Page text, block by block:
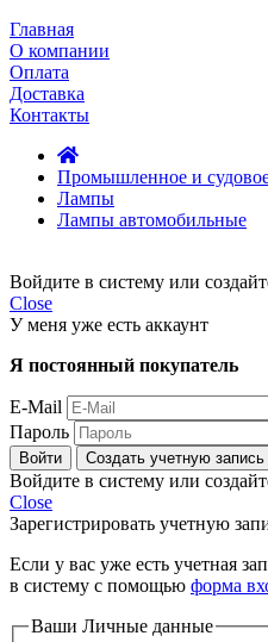
Главная
О компании
Оплата
Доставка
Контакты
Промышленное и
Лампы
Лампы автомобильные
Войдите в систему или
Close
У меня уже есть аккаунт
Я постоянный покупатель
E-Mail
Пароль
Войти Создать учетную запись
Войдите в систему или
Close
Зарегистрировать учетную
Если у вас уже есть учетная
в систему с помощью форма
Ваши Личные данные